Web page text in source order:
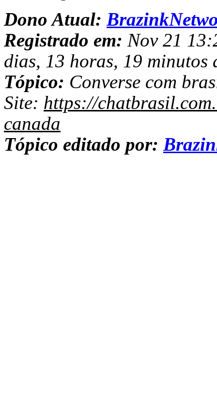
Dono Atual:
Registrado em: Nov 21
dias, 13 horas, 19 minutos
Tópico: Converse com
Site: https://
canada
Tópico editado por: